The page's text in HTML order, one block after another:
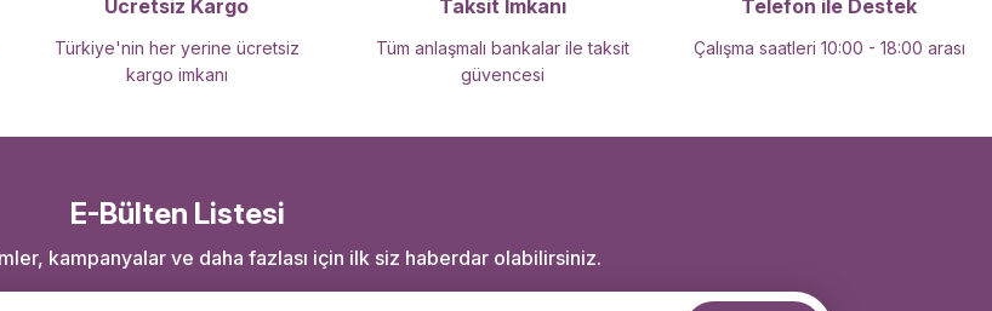
Ücretsiz Kargo
Türkiye'nin her yerine ücretsiz
kargo imkanı
Taksit İmkanı
Tüm anlaşmalı bankalar ile taksit
güvencesi
Telefon ile Destek
Çalışma saatleri 10:00 - 18:00 arası
E-Bülten Listesi
kampanyalar ve daha fazlası için ilk siz haberdar olabilirsiniz.